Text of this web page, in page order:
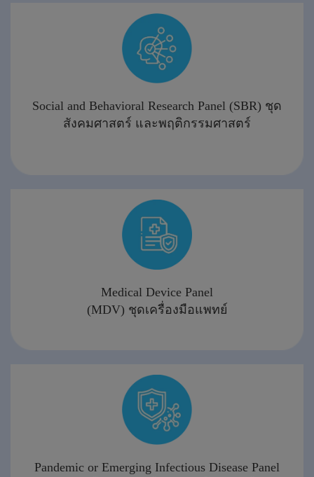
Social and Behavioral Research Panel (SBR) ชุด
สังคมศาสตร์ และพฤติกรรมศาสตร์
Medical Device Panel
(MDV) ชุดเครื่องมือแพทย์
Pandemic or Emerging Infectious Disease Panel